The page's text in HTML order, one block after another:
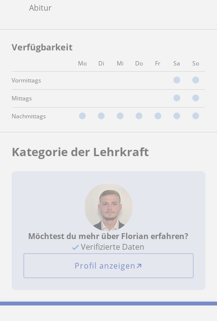
Abitur
Verfügbarkeit
Mo Di Mi Do Fr Sa So
Vormittags
Mittags
Nachmittags
Kategorie der Lehrkraft
Möchtest du mehr über Florian erfahren?
Verifizierte Daten
Profil anzeigen